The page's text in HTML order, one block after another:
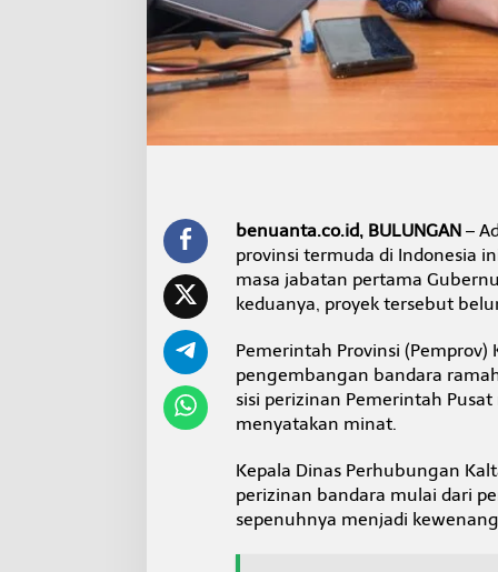
n
t
g
benuanta.co.id, BULUNGAN–
provinsi termuda di Indonesia
masa jabatan pertama
keduanya, proyek tersebut
Pemerintah Provinsi
pengembangan bandara
sisi perizinan Pemerintah
menyatakan minat.
Kepala Dinas Perhubungan
perizinan bandara mulai dari
sepenuhnya menjadi